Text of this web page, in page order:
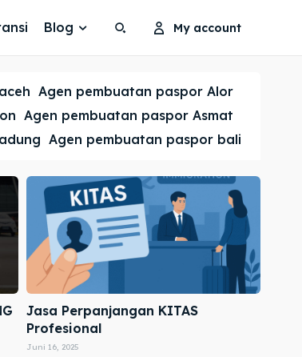
Blog My account
Agen pembuatan paspor Alor
Agen pembuatan paspor Asmat
Agen pembuatan paspor bali
Jasa Perpanjangan KITAS
Profesional
Juni 16, 2025